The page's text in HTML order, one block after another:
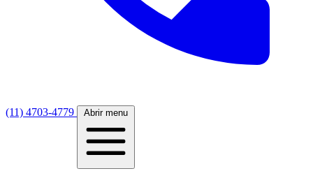
(11) 4703-4779 Abrir menu